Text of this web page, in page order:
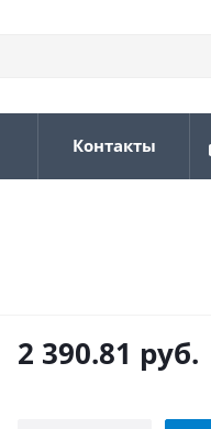
Контакты
2 390.81 руб.